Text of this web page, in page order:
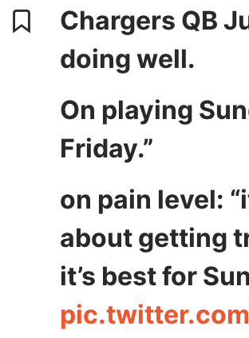
Chargers QB
doing well.
On playing
Friday.”
on pain level:
about getting
it’s best for